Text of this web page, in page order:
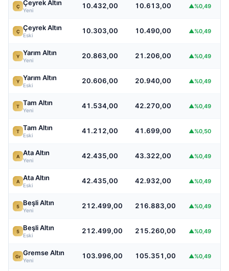
Ç Çeyrek Altın
Yeni
10.432,00 10.613,00 ▲%0,49
Ç Çeyrek Altın
Eski
10.303,00 10.490,00 ▲%0,49
Y Yarım Altın
Yeni
20.863,00 21.206,00 ▲%0,49
Y Yarım Altın
Eski
20.606,00 20.940,00 ▲%0,49
T Tam Altın
Yeni
41.534,00 42.270,00 ▲%0,49
T Tam Altın
Eski
41.212,00 41.699,00 ▲%0,50
A Ata Altın
Yeni
42.435,00 43.322,00 ▲%0,49
A Ata Altın
Eski
42.435,00 42.932,00 ▲%0,49
5 Beşli Altın
Yeni
212.499,00 216.883,00 ▲%0,49
5 Beşli Altın
Eski
212.499,00 215.260,00 ▲%0,49
Gr Gremse Altın
Yeni
103.996,00 105.351,00 ▲%0,49